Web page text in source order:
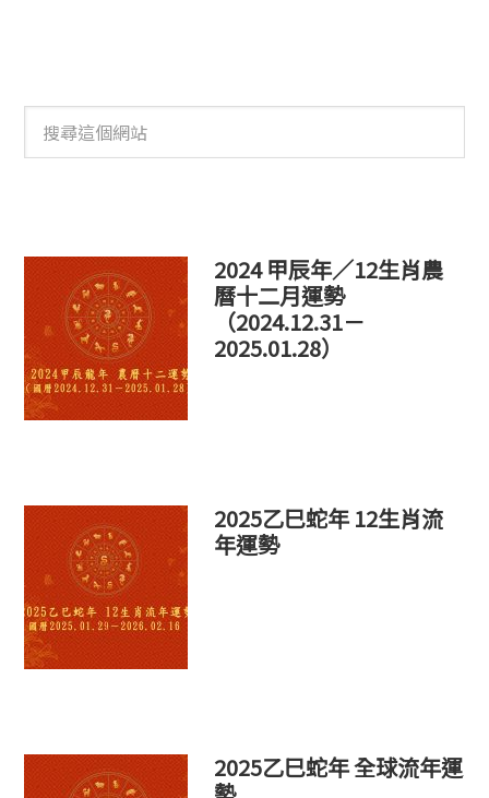
這
2024 甲辰年／12生肖農
曆十二月運勢
（2024.12.31－
2025.01.28）
2025乙巳蛇年 12生肖流
年運勢
2025乙巳蛇年 全球流年運